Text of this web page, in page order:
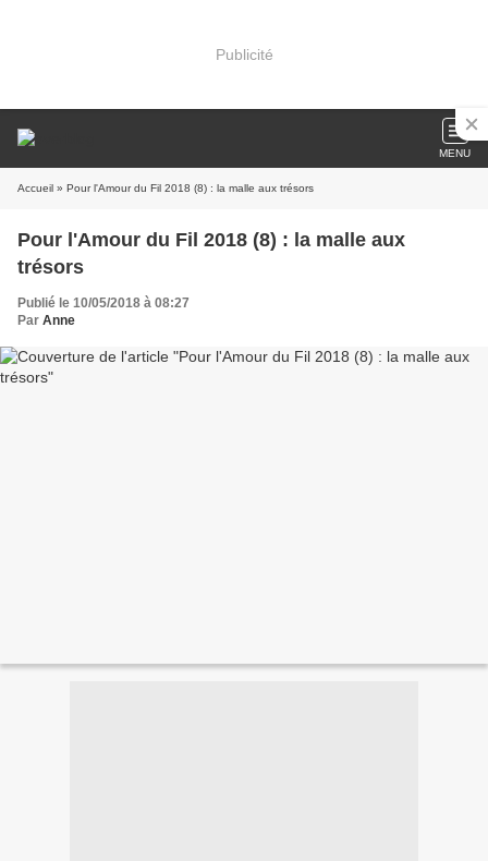
Publicité
MENU
Accueil » Pour l'Amour du Fil 2018 (8) : la malle aux trésors
Pour l'Amour du Fil 2018 (8) : la malle aux
trésors
Publié le 10/05/2018 à 08:27
Par Anne